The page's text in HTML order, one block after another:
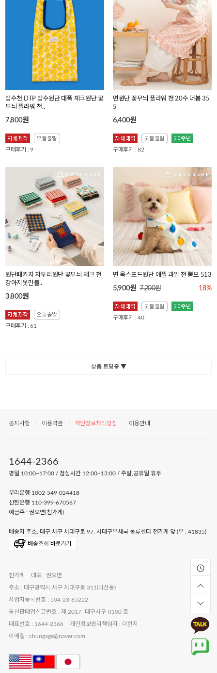
방수천 DTP 방수원단 대폭 체크원단 꽃
무늬 플라워 천..
7,800원
구매후기 : 9
면원단 꽃무늬 플라워 천 20수 더봄 35
5
6,400원
구매후기 : 82
원단패키지 자투리원단 꽃무늬 체크 천
강아지옷만들..
3,800원
구매후기 : 61
면 옥스포드원단 애플 과일 천 뽐므 513
5,900원 7,200원 18%
구매후기 : 40
상품 로딩중 ▼
공지사항 이용약관 개인정보처리방침 이용안내
1644-2366
평일 10:00~17:00 / 점심시간 12:00~13:00 / 주말,공휴일 휴무
우리은행 1002-549-024418
신한은행 110-399-670567
예금주 : 권오면(천가게)
배송지 주소: 대구 서구 서대구로 97, 서대구우체국 물류센터 천가게 앞 (우 : 41835)
천가게 대표 : 권오면
주소 : 대구광역시 서구 서대구로 311(비산동)
사업자등록번호 : 504-23-65222
통신판매업신고번호 : 제 2017 -대구서구-0100 호
대표번호 : 1644-2366 개인정보관리책임자 : 이현지
이메일 : chungage@naver.com